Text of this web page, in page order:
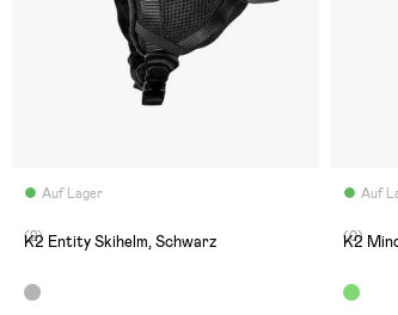
Auf Lager
(2)
K2 Entity Skihelm, Schwarz
Auf
(0)
K2